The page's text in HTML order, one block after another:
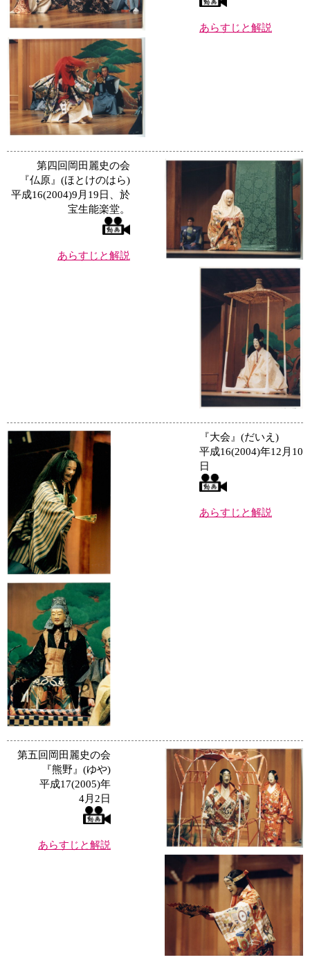
あらすじと解説
第四回岡田麗史の会
『仏原』(ほとけのはら)
平成16(2004)9月19日、於
宝生能楽堂。
あらすじと解説
『大会』(だいえ)
平成16(2004)年12月10
日
あらすじと解説
第五回岡田麗史の会
『熊野』(ゆや)
平成17(2005)年
4月2日
あらすじと解説